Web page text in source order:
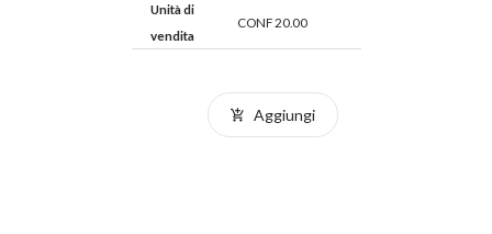
Unità di
vendita
CONF 20.00
Aggiungi